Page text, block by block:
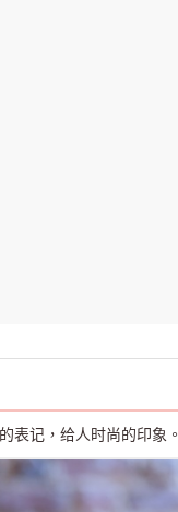
表记，给人时尚的印象。